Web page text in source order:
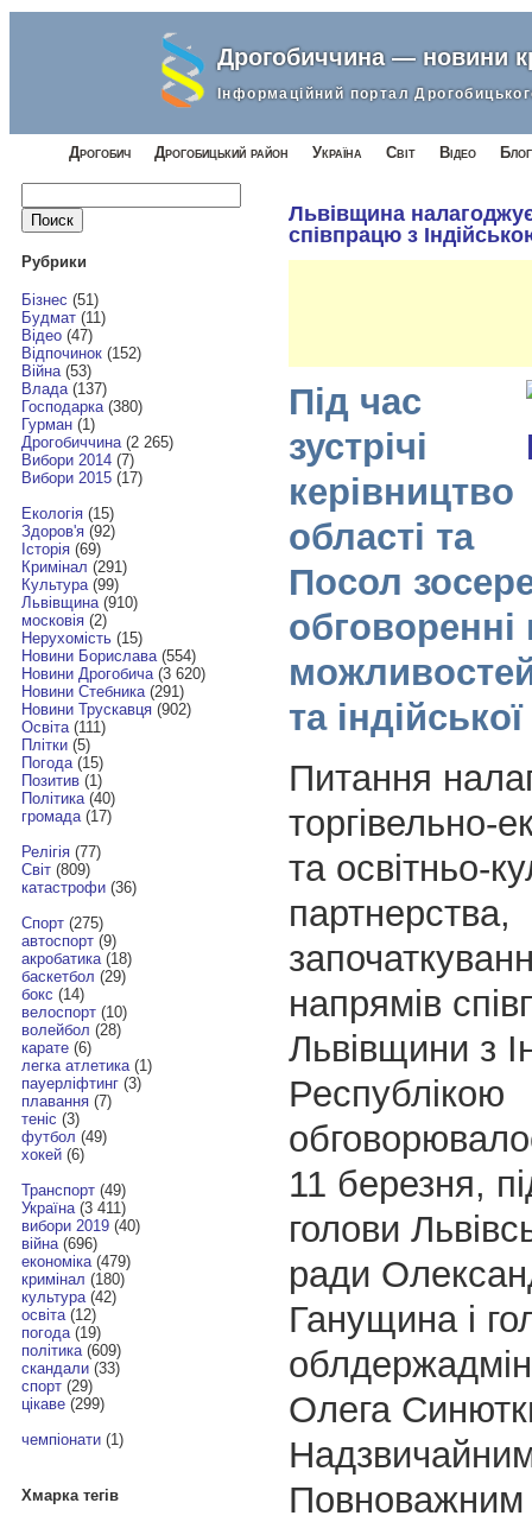
Дрогобиччина — новини
Інформаційний портал
Дрогобич Дрогобицький район Україна Світ Відео
Найти:
Рубрики
Бізнес (51)
Будмат(11)
Відео(47)
Відпочинок(152)
Війна(53)
Влада(137)
Господарка(380)
Гурман(1)
Дрогобиччина(2 265)
Вибори 2014(7)
Вибори 2015(17)
Екологія(15)
Здоров'я(92)
Історія(69)
Кримінал (291)
Культура(99)
Львівщина(910)
московія(2)
Нерухомість(15)
Новини Борислава(554)
Новини Дрогобича(3 620)
Новини Стебника(291)
Новини Трускавця(902)
Освіта(111)
Плітки(5)
Погода(15)
Позитив(1)
Політика(40)
громада(17)
Релігія(77)
Світ(809)
катастрофи(36)
Спорт(275)
автоспорт(9)
акробатика(18)
баскетбол (29)
бокс (14)
велоспорт(10)
волейбол (28)
карате(6)
легка атлетика(1)
пауерліфтинг(3)
плавання(7)
теніс (3)
футбол (49)
хокей(6)
Транспорт(49)
Україна(3 411)
вибори 2019(40)
війна(696)
економіка(479)
кримінал (180)
культура(42)
освіта(12)
погода(19)
політика(609)
скандали(33)
спорт(29)
цікаве(299)
чемпіонати(1)
Хмарка тегів
Львівщина
співпрацю з
Під час
зустрічі
керівництво
області та
Посол
обговоренні
можливостей
та
Питання
торгівельно-
та освітньо-
партнерства,
напрямів
Львівщини з
Республікою
11 березня,
голови
ради
Ганущина і
Олега